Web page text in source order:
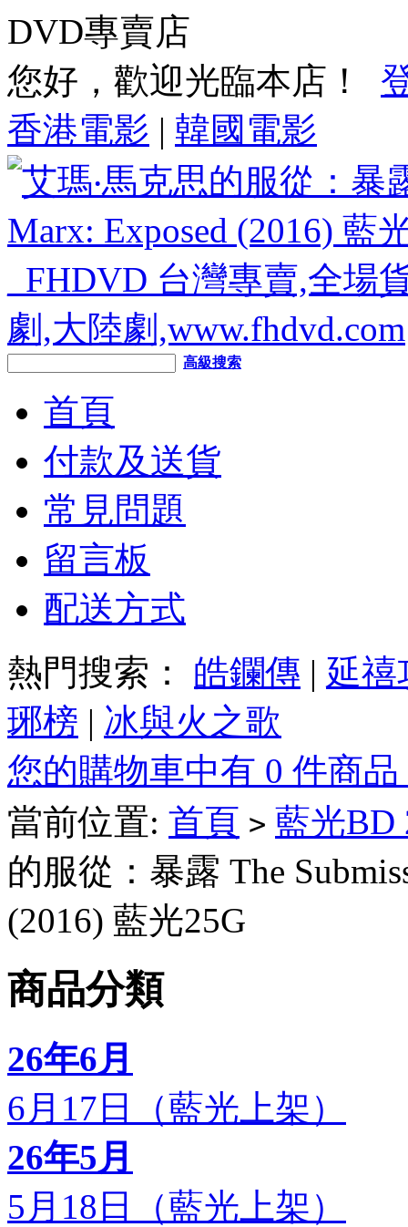
DVD專賣店
您好，歡迎光臨本店！
香港電影 | 韓國電影
高級搜索
首頁
付款及送貨
常見問題
留言板
配送方式
熱門搜索： 皓鑭傳 | 延禧
琊榜 | 冰與火之歌
您的購物車中有 0 件商
當前位置: 首頁 > 藍光
的服從：暴露 The
(2016) 藍光25G
商品分類
26年6月
6月17日（藍光上架）
26年5月
5月18日（藍光上架）